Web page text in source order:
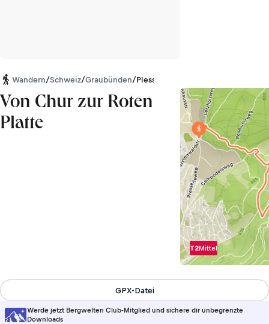
Wandern/Schweiz/Graubünden/Plessur-Alpen
Von Chur zur Roten
Platte
T2Mittel
Werde jetzt Bergwelten Club-Mitglied und sichere dir unbegrenzte
Downloads
GPX-Datei